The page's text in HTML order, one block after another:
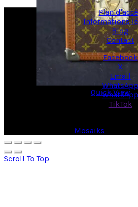
Quick View
Plan
Informations
Blog
Contact
Facebook
X
Email
WhatsApp
WhatsApp
TikTok
Mosaiks
Scroll To Top